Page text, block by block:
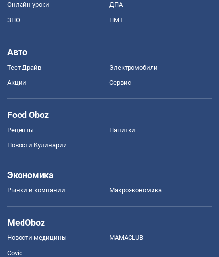
Онлайн уроки ДПА
ЗНО НМТ
Авто
Тест Драйв Электромобили
Акции Сервис
Food Oboz
Рецепты Напитки
Новости Кулинарии
Экономика
Рынки и компании Mакроэкономика
MedOboz
Новости медицины MAMACLUB
Covid